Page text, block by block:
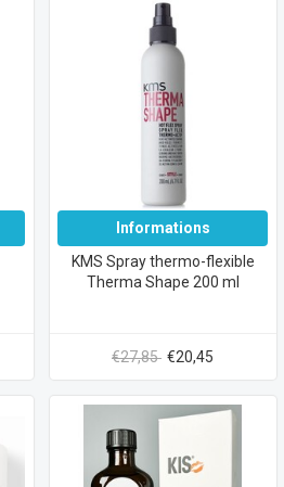
Informations
KMS Spray thermo-flexible
Therma Shape 200 ml
€27,85 €20,45